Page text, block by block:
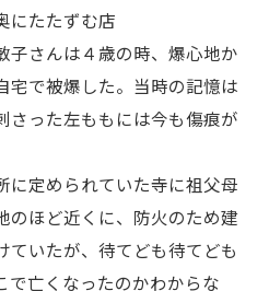
にたたずむ店
さんは４歳の時、爆心地か
宅で被爆した。当時の記憶は
さった左ももには今も傷痕が
定められていた寺に祖父母
のほど近くに、防火のため建
ていたが、待てども待てども
で亡くなったのかわからな